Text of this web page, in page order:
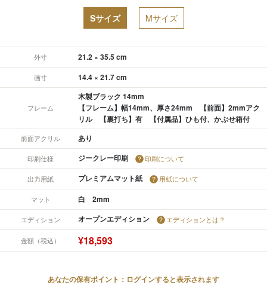
Sサイズ Mサイズ
外寸 21.2 × 35.5 cm
画寸 14.4 × 21.7 cm
フレーム
木製ブラック 14mm
【フレーム】幅14mm、厚さ24mm 【前面】2mmアク
リル 【裏打ち】有 【付属品】ひも付、かぶせ箱付
前面アクリル あり
印刷仕様 ジークレー印刷 印刷について
出力用紙 プレミアムマット紙 用紙について
マット 白 2mm
エディション オープンエディション エディションとは？
金額（税込） ¥18,593
あなたの保有ポイント：ログインすると表示されます